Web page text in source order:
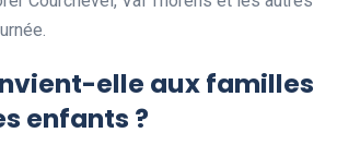
elle aux familles
enfants ?